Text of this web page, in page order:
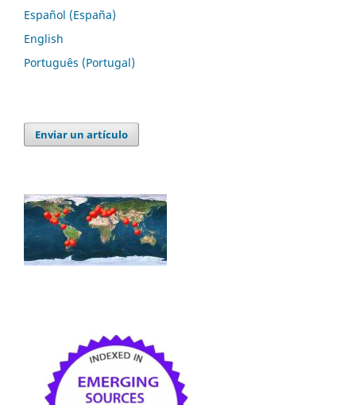
Español (España)
English
Português (Portugal)
Enviar un artículo